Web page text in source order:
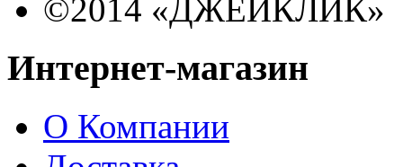
©2014 «ДЖЕЙКЛИК»
Интернет-магазин
О Компании